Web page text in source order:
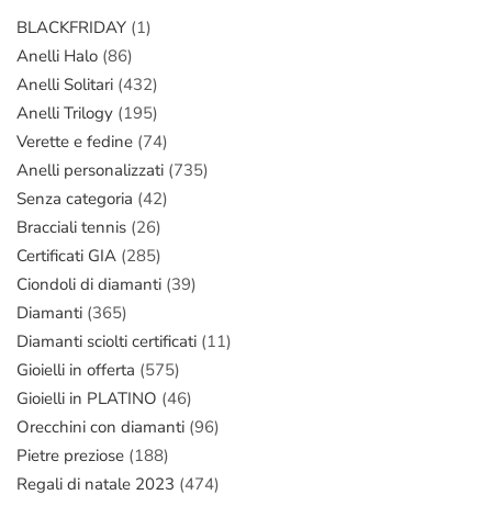
BLACKFRIDAY (1)
Anelli Halo (86)
Anelli Solitari (432)
Anelli Trilogy (195)
Verette e fedine (74)
Anelli personalizzati (735)
Senza categoria (42)
Bracciali tennis (26)
Certificati GIA (285)
Ciondoli di diamanti (39)
Diamanti (365)
Diamanti sciolti certificati (11)
Gioielli in offerta (575)
Gioielli in PLATINO (46)
Orecchini con diamanti (96)
Pietre preziose (188)
Regali di natale 2023 (474)